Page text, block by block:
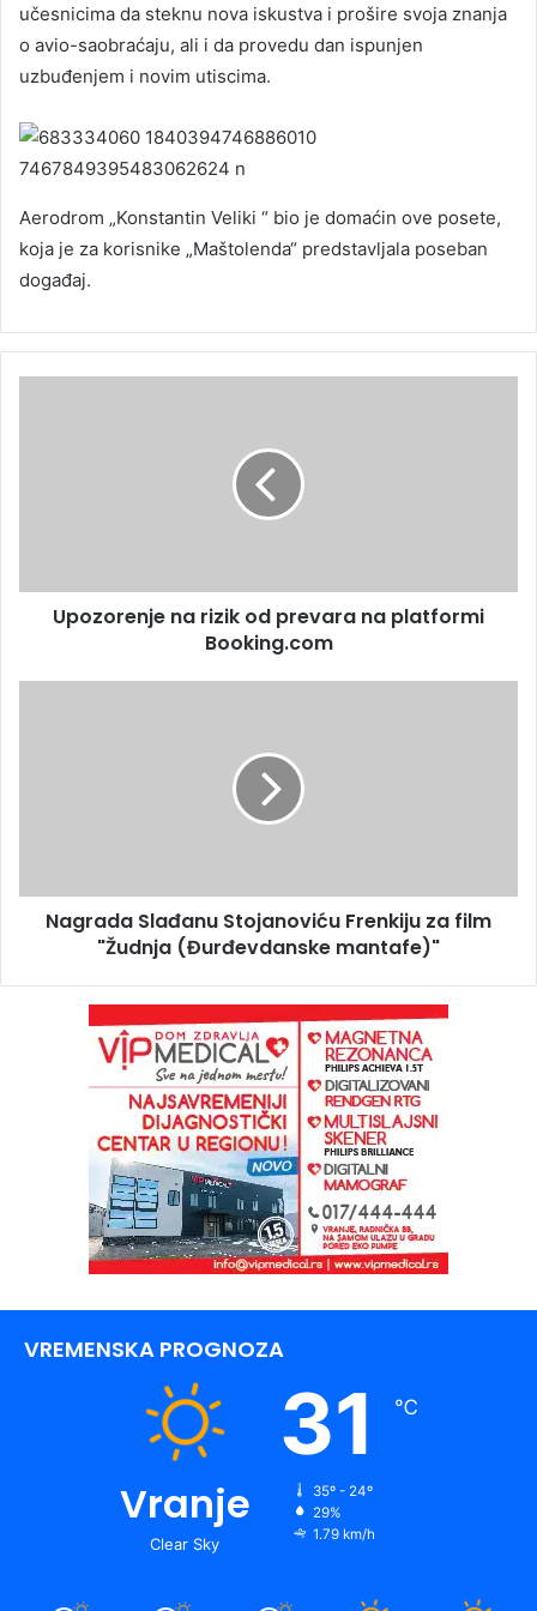
učesnicima da steknu nova iskustva i prošire svoja znanja
o avio-saobraćaju, ali i da provedu dan ispunjen
uzbuđenjem i novim utiscima.
Aerodrom „Konstantin Veliki “ bio je domaćin ove posete,
koja je za korisnike „Maštolenda“ predstavljala poseban
događaj.
Upozorenje na rizik od prevara na platformi
Booking.com
Nagrada Slađanu Stojanoviću Frenkiju za film
"Žudnja (Đurđevdanske mantafe)"
VREMENSKA PROGNOZA
Vranje
Clear Sky
31 ℃
35º - 24º
29%
1.79 km/h